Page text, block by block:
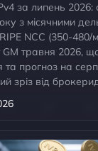
за липень 2026:
з місячними
NCC (350-480/
GM травня 2026,
та прогноз на
зріз від